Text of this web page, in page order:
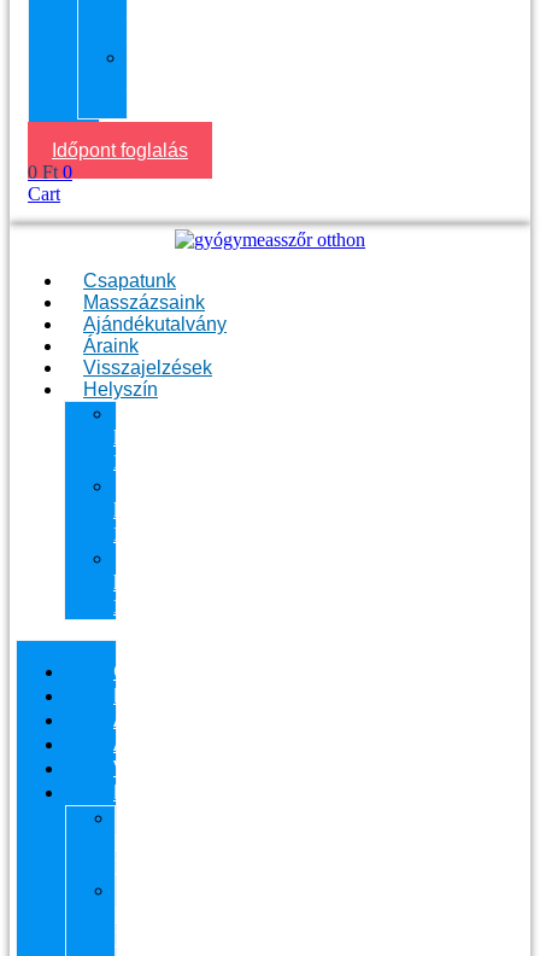
Időpont foglalás
0 Ft 0
Cart
Csapatunk
Masszázsaink
Ajándékutalvány
Áraink
Visszajelzések
Helyszín
kerület
Masszázs
kerület
Masszázs
házhoz
Budapesten
Csapatunk
Masszázsaink
Ajándékutalvány
Áraink
Visszajelzések
Helyszín